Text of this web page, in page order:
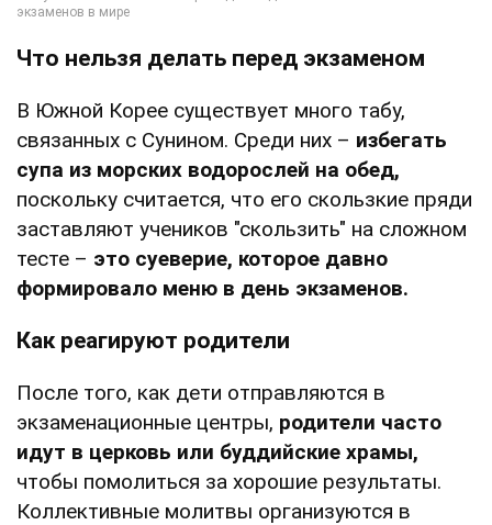
Что нельзя делать перед экзаменом
В Южной Корее существует много табу,
связанных с Сунином. Среди них – избегать
супа из морских водорослей на обед,
поскольку считается, что его скользкие пряди
заставляют учеников "скользить" на сложном
тесте – это суеверие, которое давно
формировало меню в день экзаменов.
Как реагируют родители
После того, как дети отправляются в
экзаменационные центры, родители часто
идут в церковь или буддийские храмы,
чтобы помолиться за хорошие результаты.
Коллективные молитвы организуются в